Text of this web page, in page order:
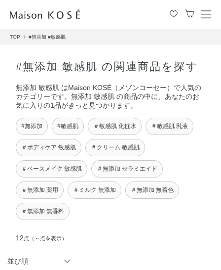
メ
TOP #無添加 #敏感肌
#無添加 敏感肌 の関連商品を探す
無添加 敏感肌 はMaison KOSÉ（メゾンコーセー）で人気の
カテゴリーです。無添加 敏感肌 の商品の中に、あなたのお
気に入りの1品がきっと見つかります。
#無添加 #敏感肌 ＃敏感肌 化粧水 ＃敏感肌 乳液
＃ボディケア 敏感肌 ＃クリーム 敏感肌
＃ベースメイク 敏感肌 ＃無添加 セラミエイド
＃無添加 薬用 ＃ミルク 無添加 ＃無添加 無着色
＃無添加 無香料
12点 （～点を表示）
並び順